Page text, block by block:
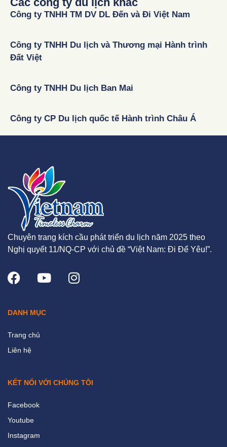
Công ty TNHH TM DV DL Đến và Đi Việt Nam
Công ty TNHH Du lịch và Thương mại Hành trình
Đất Việt
Công ty TNHH Du lịch Ban Mai
Công ty CP Du lịch quốc tế Hành trình Châu Á
Chuyên trang kích cầu phát triển du lịch năm 2025 theo
Nghị quyết 11/NQ-CP với chủ đề “Việt Nam: Đi Để Yêu!”.
DANH MỤC
Trang chủ
Liên hệ
KẾT NỐI VỚI CHÚNG TÔI
Facebook
Youtube
Instagram